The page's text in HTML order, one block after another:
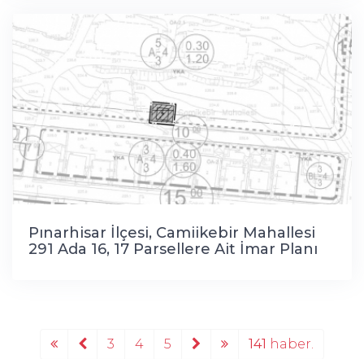
Pınarhisar İlçesi, Camiikebir Mahallesi
291 Ada 16, 17 Parsellere Ait İmar Planı
3 4 5 141 haber.